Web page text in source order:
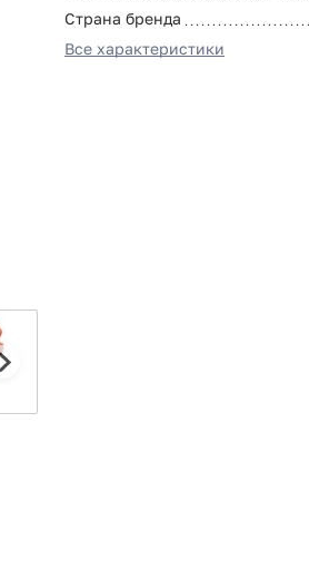
Страна бренда
Все характеристики